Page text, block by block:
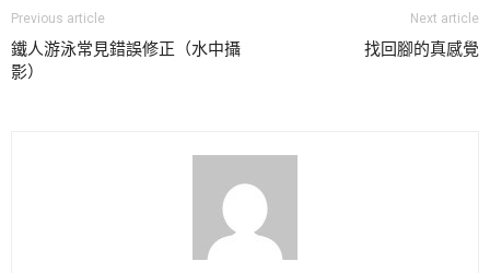
Previous article
鐵人游泳常見錯誤修正（水中攝
影）
Next article
找回腳的真感覺